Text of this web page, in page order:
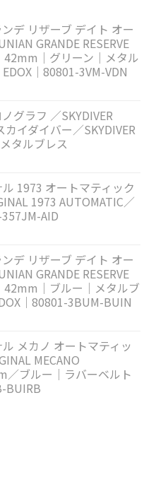
デ リザーブ デイト オー
GRANDE RESERVE
42mm｜グリーン｜メタル
｜80801-3VM-VDN
グラフ ／SKYDIVER
カイダイバー／SKYDIVER
タルブレス
1973 オートマティック
1973 AUTOMATIC／
AID
デ リザーブ デイト オー
GRANDE RESERVE
42mm｜ブルー｜メタルブ
｜80801-3BUM-BUIN
メカノ オートマティッ
MECANO
／ブルー｜ラバーベルト
BUIRB